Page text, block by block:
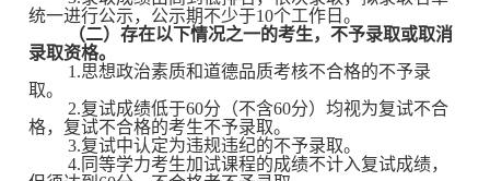
统一进行公示，公示期不少于10个工作日。
（二）存在以下情况之一的考生，不予录取或取消
录取资格。
1.思想政治素质和道德品质考核不合格的不予录
取。
2.复试成绩低于60分（不含60分）均视为复试不合
格，复试不合格的考生不予录取。
3.复试中认定为违规违纪的不予录取。
4.同等学力考生加试课程的成绩不计入复试成绩，